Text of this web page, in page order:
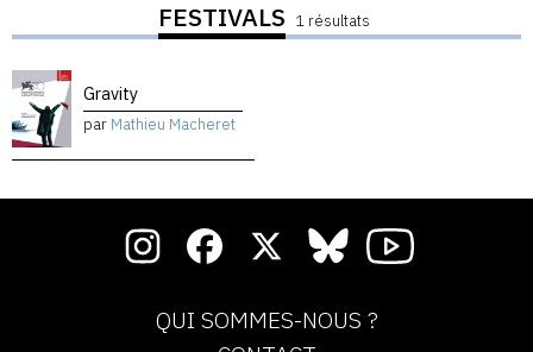
FESTIVALS 1 résultats
Gravity
par Mathieu Macheret
QUI SOMMES-NOUS ?